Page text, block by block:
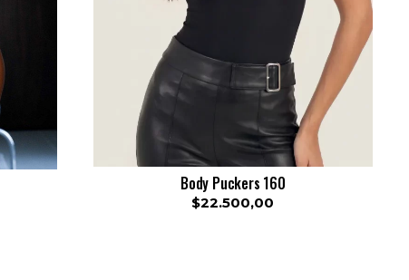
Body Puckers 160
$22.500,00